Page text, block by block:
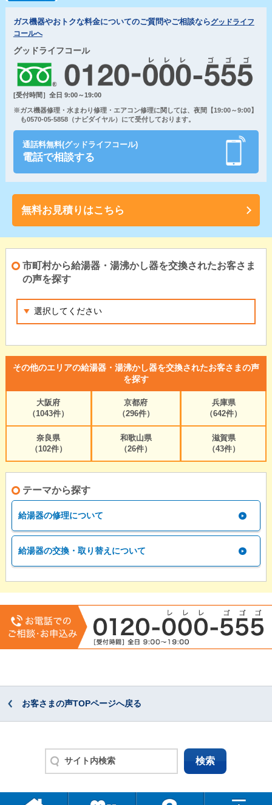
ガス機器やおトクな料金についてのご質問やご相談ならグッドライフ
コールへ
グッドライフコール
[受付時間］全日 9:00～19:00
※ガス機器修理・水まわり修理・エアコン修理に関しては、夜間【19:00～9:00】
も0570-05-5858（ナビダイヤル）にて受付しております。
通話料無料(グッドライフコール)
電話で相談する
無料お見積りはこちら
市町村から給湯器・湯沸かし器を交換されたお客さま
の声を探す
その他のエリアの給湯器・湯沸かし器を交換されたお客さまの声
を探す
大阪府
（1043件）
京都府
（296件）
兵庫県
（642件）
奈良県
（102件）
和歌山県
（26件）
滋賀県
（43件）
テーマから探す
給湯器の修理について
給湯器の交換・取り替えについて
お客さまの声TOPページへ戻る